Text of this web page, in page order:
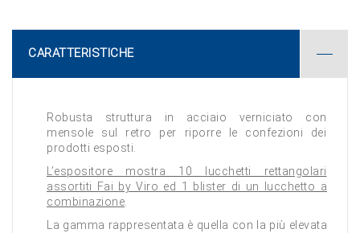
CARATTERISTICHE
Robusta struttura in acciaio verniciato con
mensole sul retro per riporre le confezioni dei
prodotti esposti.
L’espositore mostra 10 lucchetti rettangolari
assortiti Fai by Viro ed 1 blister di un lucchetto a
combinazione
La gamma rappresentata è quella con la più elevata